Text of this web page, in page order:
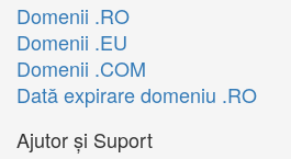
Domenii .RO
Domenii .EU
Domenii .COM
Dată expirare domeniu .RO
Ajutor și Suport